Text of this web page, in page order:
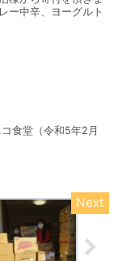
ー中辛、ヨーグルト
食堂（令和5年2月